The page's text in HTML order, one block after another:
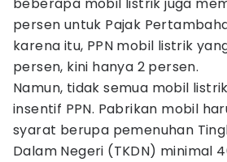
persen untuk Pajak
karena itu, PPN mobil listrik
persen, kini hanya 2 persen.
Namun, tidak semua mobil
insentif PPN. Pabrikan mobil
syarat berupa pemenuhan
Dalam Negeri (TKDN) minimal